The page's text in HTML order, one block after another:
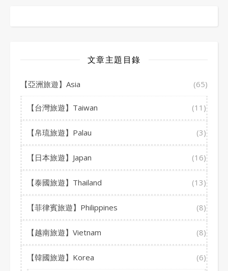
文章主題目錄
【亞洲旅遊】Asia (65)
【台灣旅遊】Taiwan (11)
【帛琉旅遊】Palau (3)
【日本旅遊】Japan (16)
【泰國旅遊】Thailand (13)
【菲律賓旅遊】Philippines (8)
【越南旅遊】Vietnam (8)
【韓國旅遊】Korea (6)